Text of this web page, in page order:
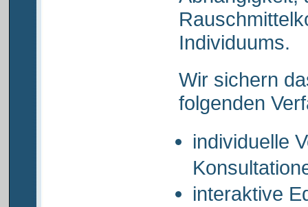
Individuums.
Wir sichern
folgenden
individuelle
interaktive